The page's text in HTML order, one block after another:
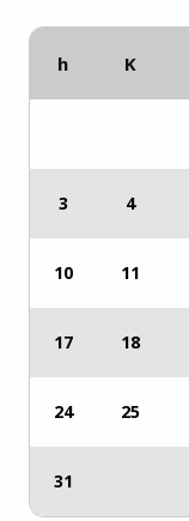
h K
3 4
10 11
17 18
24 25
31